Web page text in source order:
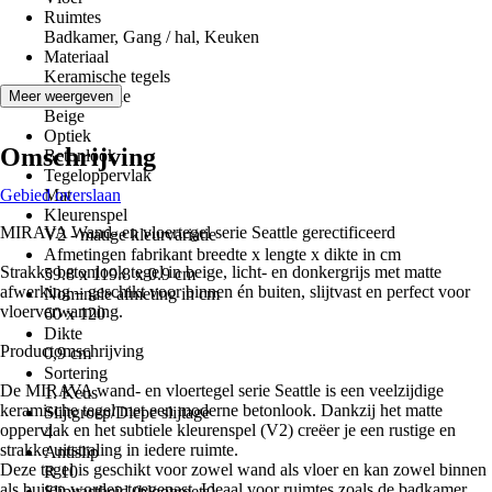
Ruimtes
Badkamer, Gang / hal, Keuken
Materiaal
Keramische tegels
Kleurfamilie
Beige
Optiek
Betonlook
Tegeloppervlak
Mat
Kleurenspel
V2 - matige kleurvariatie
Afmetingen fabrikant breedte x lengte x dikte in cm
59.8 x 119.8 x 0.9 cm
Nominale afmeting in cm
60 x 120
Dikte
0,9 cm
Sortering
1. Keus
Slijtgroep/Diepe slijtage
4
Antislip
R 10
Meer weergeven
Omschrijving
Gebied overslaan
MIRAVA Wand- en vloertegel serie Seattle gerectificeerd
Strakke betonlook tegel in beige, licht- en donkergrijs met matte
afwerking – geschikt voor binnen én buiten, slijtvast en perfect voor
vloerverwarming.
Productomschrijving
De MIRAVA wand- en vloertegel serie Seattle is een veelzijdige
keramische tegel met een moderne betonlook. Dankzij het matte
oppervlak en het subtiele kleurenspel (V2) creëer je een rustige en
strakke uitstraling in iedere ruimte.
Deze tegel is geschikt voor zowel wand als vloer en kan zowel binnen